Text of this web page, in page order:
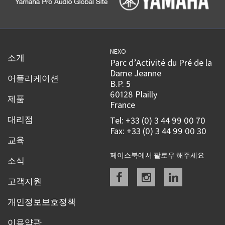
소개
어플리케이션
제품
대리점
교육
소식
고객지원
개인정보보호정책
이용약관
NEXO
Parc d’Activité du Pré de la
Dame Jeanne
B.P. 5
60128 Plailly
France
Tel: +33 (0) 3 44 99 00 70
Fax: +33 (0) 3 44 99 00 30
페이스북에서 팔로우 해주세요
Facebookinstagramlinkedin